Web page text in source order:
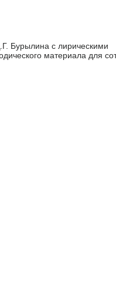
Бурылина с лирическими
материала для